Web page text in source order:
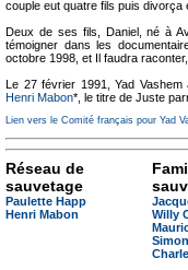
couple eut quatre fils puis divorça
Deux de ses fils, Daniel, né à
témoigner dans les
octobre 1998, et Il faudra
Le 27 février 1991, Yad
Henri Mabon*, le titre de Juste
Lien vers le Comité français pour Yad
Réseau de
sauvetage
Paulette Happ
Henri Mabon
Willy